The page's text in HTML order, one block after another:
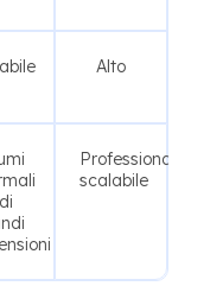
Alto
Professionale,
scalabile